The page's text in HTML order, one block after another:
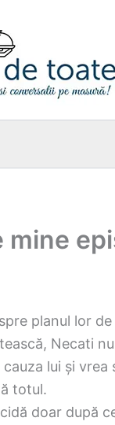
mine
planul lor
Necati
lui și
totul.
doar după